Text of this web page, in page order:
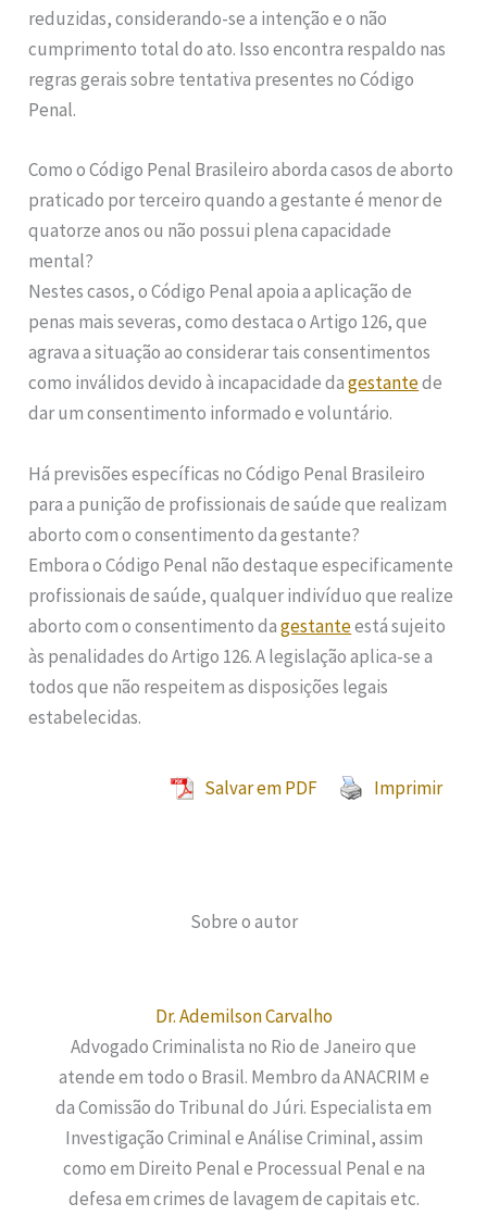
reduzidas, considerando-se a intenção e o não
cumprimento total do ato. Isso encontra respaldo nas
regras gerais sobre tentativa presentes no Código
Penal.
Como o Código Penal Brasileiro aborda casos de aborto
praticado por terceiro quando a gestante é menor de
quatorze anos ou não possui plena capacidade
mental?
Nestes casos, o Código Penal apoia a aplicação de
penas mais severas, como destaca o Artigo 126, que
agrava a situação ao considerar tais consentimentos
como inválidos devido à incapacidade dagestantede
dar um consentimento informado e voluntário.
Há previsões específicas no Código Penal Brasileiro
para a punição de profissionais de saúde que realizam
aborto com o consentimento da gestante?
Embora o Código Penal não destaque especificamente
profissionais de saúde, qualquer indivíduo que realize
aborto com o consentimento dagestanteestá sujeito
às penalidades do Artigo 126. A legislação aplica-se a
todos que não respeitem as disposições legais
estabelecidas.
Salvar em PDF Imprimir
Sobre o autor
Dr. Ademilson Carvalho
Advogado Criminalista no Rio de Janeiro que
atende em todo o Brasil. Membro da ANACRIM e
da Comissão do Tribunal do Júri. Especialista em
Investigação Criminal e Análise Criminal, assim
como em Direito Penal e Processual Penal e na
defesa em crimes de lavagem de capitais etc.